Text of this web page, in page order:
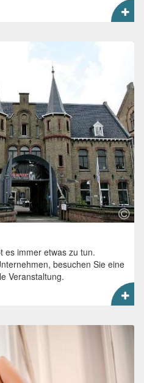
es immer etwas zu tun.
besuchen Sie eine
Veranstaltung.